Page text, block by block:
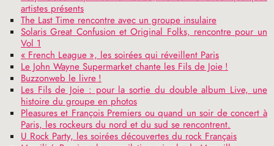
artistes présents
The Last Time rencontre avec un groupe insulaire
Solaris Great Confusion et Original Folks, rencontre pour un
Vol 1
« French League », les soirées qui réveillent Paris
Le John Wayne Supermarket chante les Fils de Joie !
Buzzonweb le livre !
Les Fils de Joie : pour la sortie du double album Live, une
histoire du groupe en photos
Pleasures et François Premiers ou quand un soir de concert à
Paris, les rockeurs du nord et du sud se rencontrent.
U Rock Party, les soirées découvertes du rock Français